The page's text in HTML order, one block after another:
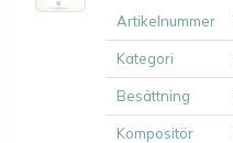
Artikelnummer
Kategori
Besättning
Kompositör